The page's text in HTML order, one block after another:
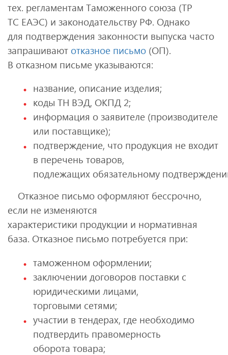
тех. регламентам Таможенного союза (ТР
ТС ЕАЭС) и законодательству РФ. Однако
для подтверждения законности выпуска часто
запрашивают отказное письмо (ОП).
В отказном письме указываются:
название, описание изделия;
коды ТН ВЭД, ОКПД 2;
информация о заявителе (производителе
или поставщике);
подтверждение, что продукция не входит
в перечень товаров,
подлежащих обязательному
Отказное письмо оформляют бессрочно,
если не изменяются
характеристики продукции и нормативная
база. Отказное письмо потребуется при:
таможенном оформлении;
заключении договоров поставки с
юридическими лицами,
торговыми сетями;
участии в тендерах, где необходимо
подтвердить правомерность
оборота товара;